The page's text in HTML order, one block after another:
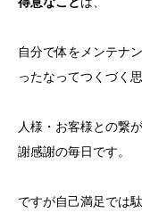
自分で体をメンテナ
ったなってつくづく思
人様・お客様との繋
謝感謝の毎日です。
ですが自己満足では